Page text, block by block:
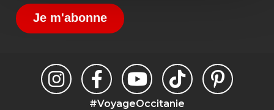
Je m'abonne
#VoyageOccitanie